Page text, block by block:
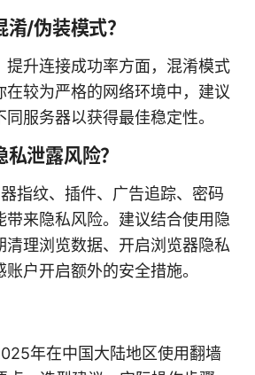
/伪装模式？
提升连接成功率方面，混淆模式
在较为严格的网络环境中，建议
服务器以获得最佳稳定性。
泄露风险？
指纹、插件、广告追踪、密码
带来隐私风险。建议结合使用隐
清理浏览数据、开启浏览器隐私
户开启额外的安全措施。
年在中国大陆地区使用翻墙